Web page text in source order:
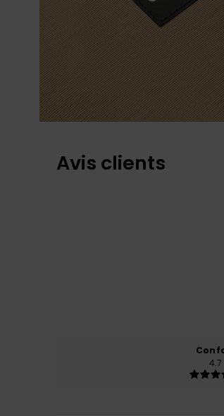
Avis clients
4.7